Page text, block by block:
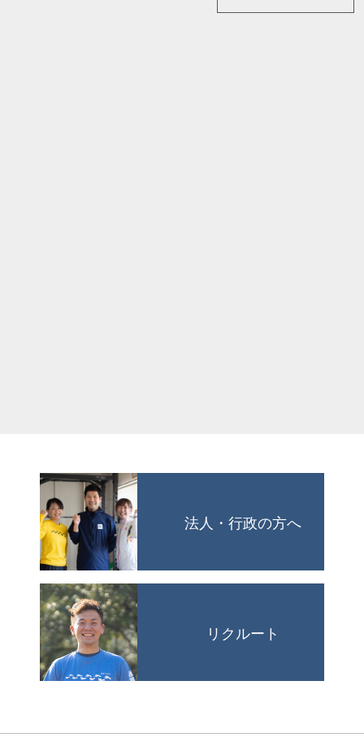
法人・行政の方へ
リクルート